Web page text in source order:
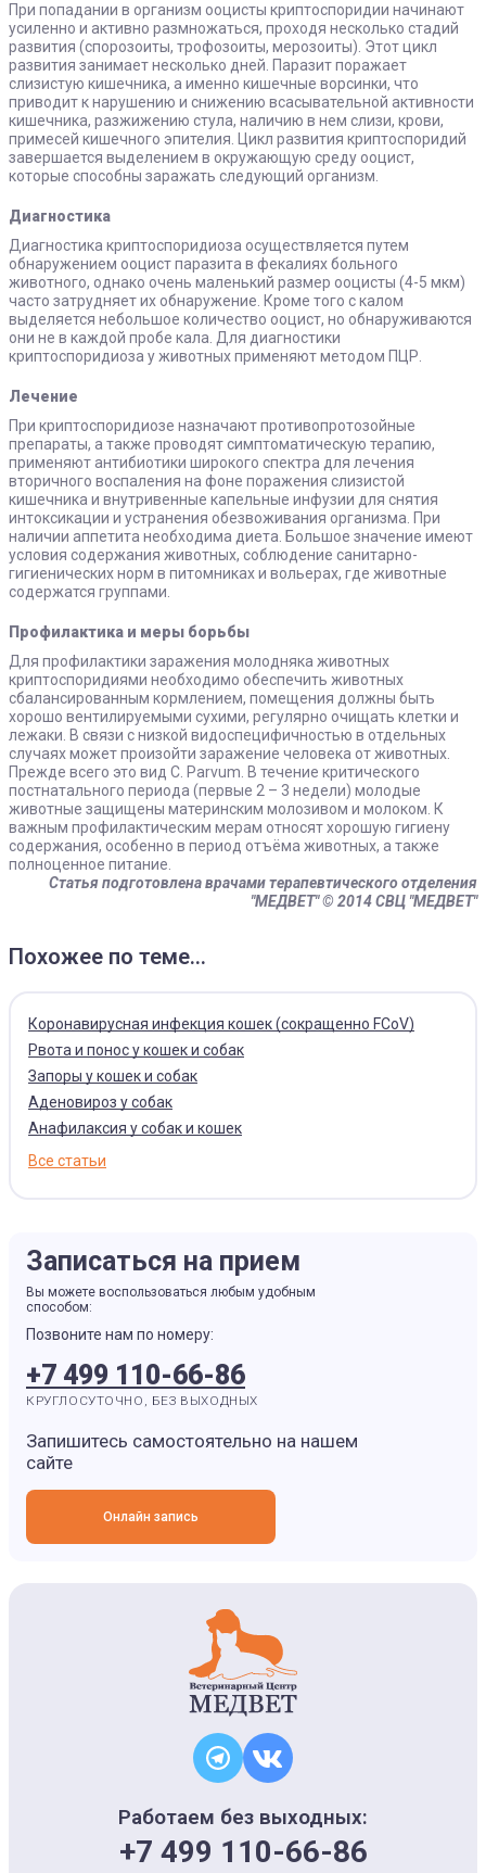
При попадании в организм ооцисты криптоспоридии начинают
усиленно и активно размножаться, проходя несколько стадий
развития (спорозоиты, трофозоиты, мерозоиты). Этот цикл
развития занимает несколько дней. Паразит поражает
слизистую кишечника, а именно кишечные ворсинки, что
приводит к нарушению и снижению всасывательной активности
кишечника, разжижению стула, наличию в нем слизи, крови,
примесей кишечного эпителия. Цикл развития криптоспоридий
завершается выделением в окружающую среду ооцист,
которые способны заражать следующий организм.
Диагностика
Диагностика криптоспоридиоза осуществляется путем
обнаружением ооцист паразита в фекалиях больного
животного, однако очень маленький размер ооцисты (4-5 мкм)
часто затрудняет их обнаружение. Кроме того с калом
выделяется небольшое количество ооцист, но обнаруживаются
они не в каждой пробе кала. Для диагностики
криптоспоридиоза у животных применяют методом ПЦР.
Лечение
При криптоспоридиозе назначают противопротозойные
препараты, а также проводят симптоматическую терапию,
применяют антибиотики широкого спектра для лечения
вторичного воспаления на фоне поражения слизистой
кишечника и внутривенные капельные инфузии для снятия
интоксикации и устранения обезвоживания организма. При
наличии аппетита необходима диета. Большое значение имеют
условия содержания животных, соблюдение санитарно-
гигиенических норм в питомниках и вольерах, где животные
содержатся группами.
Профилактика и меры борьбы
Для профилактики заражения молодняка животных
криптоспоридиями необходимо обеспечить животных
сбалансированным кормлением, помещения должны быть
хорошо вентилируемыми сухими, регулярно очищать клетки и
лежаки. В связи с низкой видоспецифичностью в отдельных
случаях может произойти заражение человека от животных.
Прежде всего это вид C. Parvum. В течение критического
постнатального периода (первые 2 – 3 недели) молодые
животные защищены материнским молозивом и молоком. К
важным профилактическим мерам относят хорошую гигиену
содержания, особенно в период отъёма животных, а также
полноценное питание.
Статья подготовлена врачами терапевтического отделения
"МЕДВЕТ"© 2014 СВЦ "МЕДВЕТ"
Похожее по теме...
Коронавирусная инфекция кошек (сокращенно FCoV)
Рвота и понос у кошек и собак
Запоры у кошек и собак
Аденовироз у собак
Анафилаксия у собак и кошек
Все статьи
Записаться на прием
Вы можете воспользоваться любым удобным
способом:
Позвоните нам по номеру:
+7 499 110-66-86
КРУГЛОСУТОЧНО, БЕЗ ВЫХОДНЫХ
Запишитесь самостоятельно на нашем
сайте
Онлайн запись
Работаем без выходных:
+7 499 110-66-86